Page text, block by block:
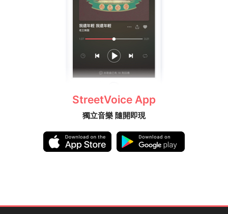
StreetVoice App
獨立音樂 隨開即現